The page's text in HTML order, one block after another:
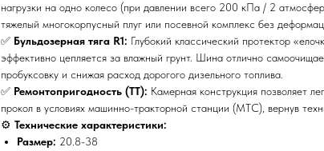
нагрузки на одно колесо (при давлении всего 200 кПа / 2
тяжелый многокорпусный плуг или посевной комплекс без
✅ Бульдозерная тяга R1: Глубокий классический протектор
эффективно цепляется за влажный грунт. Шина отлично
пробуксовку и снижая расход дорогого дизельного топлива.
✅ Ремонтопригодность (TT): Камерная конструкция позволяет
прокол в условиях машинно-тракторной станции (МТС), вернув
⚙️ Технические характеристики:
Размер: 20.8-38